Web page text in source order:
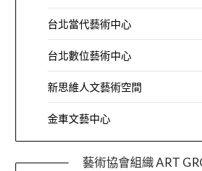
台北當代藝術中心
台北數位藝術中心
新思維人文藝術空間
金車文藝中心
藝術協會組織 ART